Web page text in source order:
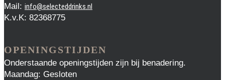
Mail: info@selecteddrinks.nl
K.v.K: 82368775
OPENINGSTIJDEN
Onderstaande openingstijden zijn bij benadering.
Maandag: Gesloten